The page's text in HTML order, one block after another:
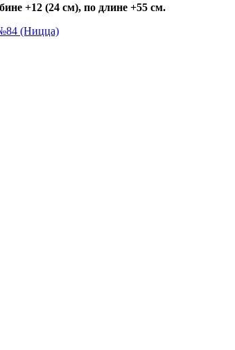
+12 (24 см), по длине +55 см.
№84 (Ницца)